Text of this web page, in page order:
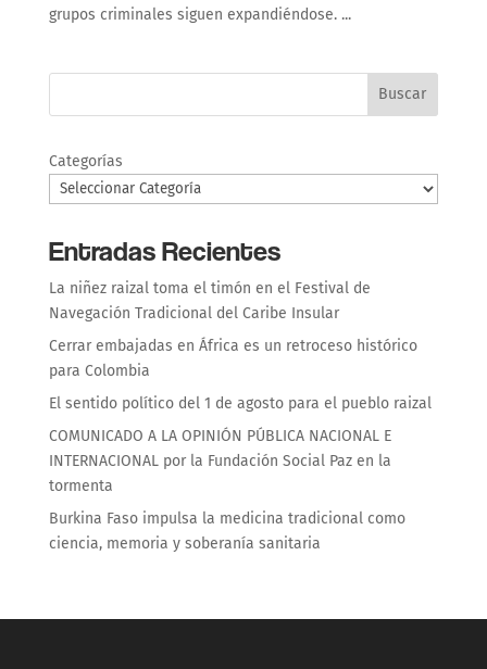
grupos criminales siguen expandiéndose. ...
Buscar
Categorías
Entradas Recientes
La niñez raizal toma el timón en el Festival de
Navegación Tradicional del Caribe Insular
Cerrar embajadas en África es un retroceso histórico
para Colombia
El sentido político del 1 de agosto para el pueblo raizal
COMUNICADO A LA OPINIÓN PÚBLICA NACIONAL E
INTERNACIONAL por la Fundación Social Paz en la
tormenta
Burkina Faso impulsa la medicina tradicional como
ciencia, memoria y soberanía sanitaria